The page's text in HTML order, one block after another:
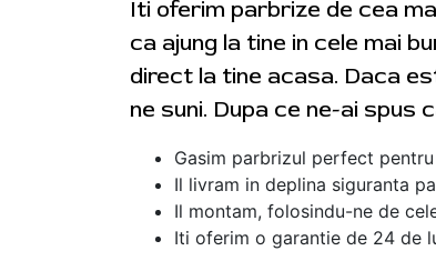
Iti oferim parbrize de cea
ca ajung la tine in cele mai
direct la tine acasa. Daca
ne suni. Dupa ce ne-ai
Gasim parbrizul perfect
Il livram in deplina siguranta
Il montam, folosindu-ne de
Iti oferim o garantie de 24 de